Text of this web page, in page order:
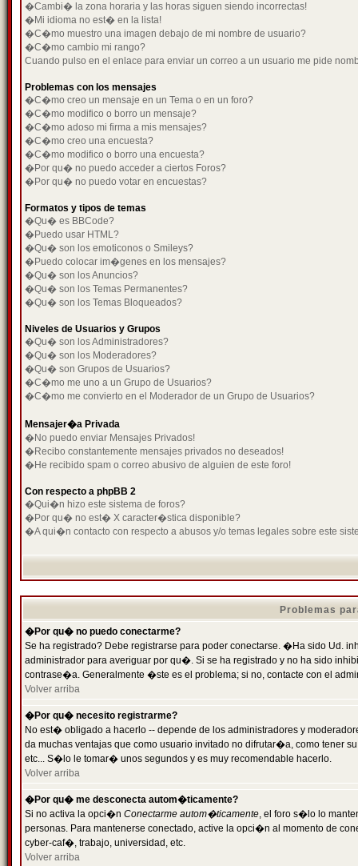
�Cambi� la zona horaria y las horas siguen siendo incorrectas!
�Mi idioma no est� en la lista!
�C�mo muestro una imagen debajo de mi nombre de usuario?
�C�mo cambio mi rango?
Cuando pulso en el enlace para enviar un correo a un usuario me pide
Problemas con los mensajes
�C�mo creo un mensaje en un Tema o en un foro?
�C�mo modifico o borro un mensaje?
�C�mo adoso mi firma a mis mensajes?
�C�mo creo una encuesta?
�C�mo modifico o borro una encuesta?
�Por qu� no puedo acceder a ciertos Foros?
�Por qu� no puedo votar en encuestas?
Formatos y tipos de temas
�Qu� es BBCode?
�Puedo usar HTML?
�Qu� son los emoticonos o Smileys?
�Puedo colocar im�genes en los mensajes?
�Qu� son los Anuncios?
�Qu� son los Temas Permanentes?
�Qu� son los Temas Bloqueados?
Niveles de Usuarios y Grupos
�Qu� son los Administradores?
�Qu� son los Moderadores?
�Qu� son Grupos de Usuarios?
�C�mo me uno a un Grupo de Usuarios?
�C�mo me convierto en el Moderador de un Grupo de Usuarios?
Mensajer�a Privada
�No puedo enviar Mensajes Privados!
�Recibo constantemente mensajes privados no deseados!
�He recibido spam o correo abusivo de alguien de este foro!
Con respecto a phpBB 2
�Qui�n hizo este sistema de foros?
�Por qu� no est� X caracter�stica disponible?
�A qui�n contacto con respecto a abusos y/o temas legales sobre este
Problemas
�Por qu� no puedo conectarme?
Se ha registrado? Debe registrarse para poder conectarse. �Ha sido Ud.
administrador para averiguar por qu�. Si se ha registrado y no ha sido
contrase�a. Generalmente �ste es el problema; si no, contacte con el
Volver arriba
�Por qu� necesito registrarme?
No est� obligado a hacerlo -- depende de los administradores y
da muchas ventajas que como usuario invitado no difrutar�a, como tener
etc... S�lo le tomar� unos segundos y es muy recomendable hacerlo.
Volver arriba
�Por qu� me desconecta autom�ticamente?
Si no activa la opci�n Conectarme autom�ticamente, el foro s�lo lo
personas. Para mantenerse conectado, active la opci�n al momento de
cyber-caf�, trabajo, universidad, etc.
Volver arriba